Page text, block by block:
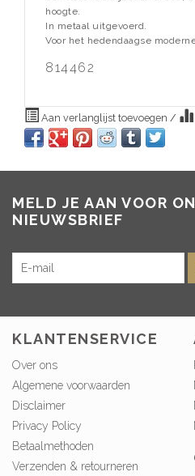
hoogte.
In metaal uitgevoerd.
Voor het hedendaagse
814462
Aan verlanglijst toevoegen /
MELD JE AAN VOOR
NIEUWSBRIEF
KLANTENSERVICE
Over ons
Algemene voorwaarden
Disclaimer
Privacy Policy
Betaalmethoden
Verzenden & retourneren